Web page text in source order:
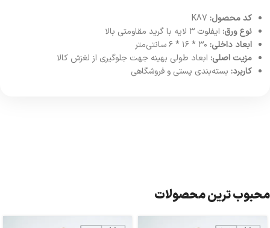
کد محصول:
نوع ورق: ایفلوت ۳ لایه با گرید مقاومتی بالا
ابعاد داخلی:
مزیت اصلی: ابعاد طولی بهینه جهت جلوگیری از لغزش کالا
کاربرد: بسته‌بندی پستی و فروشگاهی
محبوب ترین محصولات